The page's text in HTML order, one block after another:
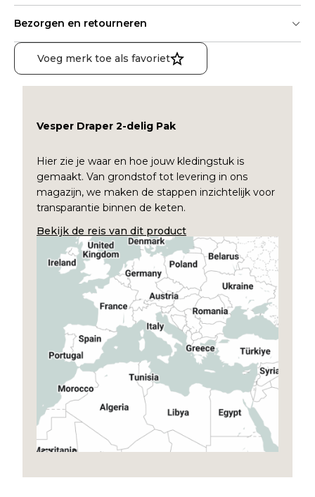
Bezorgen en retourneren
Voeg merk toe als favoriet
Vesper Draper 2-delig Pak
Hier zie je waar en hoe jouw kledingstuk is
gemaakt. Van grondstof tot levering in ons
magazijn, we maken de stappen inzichtelijk voor
transparantie binnen de keten.
Bekijk de reis van dit product